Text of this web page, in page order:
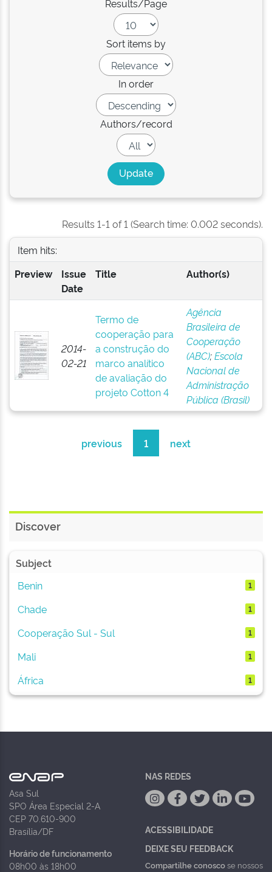
Results/Page
Sort items by
In order
Authors/record
Results 1-1 of 1 (Search time: 0.002 seconds).
Item hits:
Preview
Issue
Date
Title Author(s)
2014-
02-21
Termo de
cooperação para
a construção do
marco analítico
de avaliação do
projeto Cotton 4
Agência
Brasileira de
Cooperação
(ABC);Escola
Nacional de
Administração
Pública (Brasil)
previous 1 next
Discover
Subject
Benin
1
Chade 1
Cooperação Sul - Sul 1
Mali 1
África 1
Asa Sul
SPO Área Especial 2-A
CEP 70.610-900
Brasília/DF
Horário de funcionamento
08h00 às 18h00
NAS REDES
ACESSIBILIDADE
DEIXE SEU FEEDBACK
Compartilhe conoscose nossos